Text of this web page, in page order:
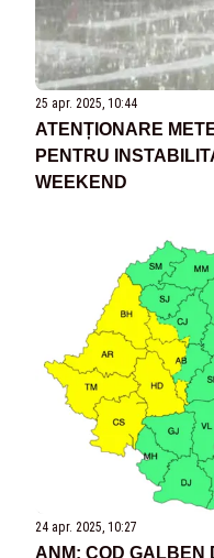
25 apr. 2025, 10:44
ATENȚIONARE
PENTRU
WEEKEND
24 apr. 2025, 10:27
ANM: COD GALBEN